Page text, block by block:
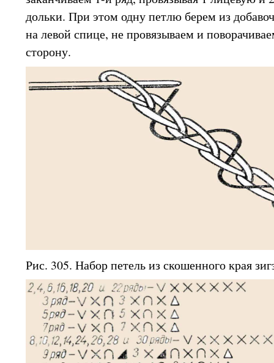
дольки. При этом одну петлю берем из
на левой спице, не провязываем и
сторону.
Рис. 305. Набор петель из скошенного края